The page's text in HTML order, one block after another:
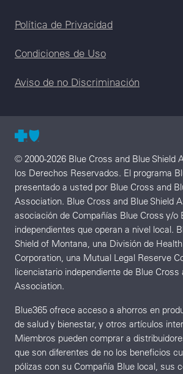
Legal menu
Política de Privacidad
Condiciones de Uso
Aviso de no Discriminación
© 2000-2026 Blue Cross and Blue Shield
los Derechos Reservados. El programa
presentado a usted por Blue Cross and
Association. Blue Cross and Blue Shield
asociación de Compañías Blue Cross y/o
independientes que operan a nivel local.
Shield of Montana, una División de
Corporation, una Mutual Legal Reserve
licenciatario independiente de Blue Cross
Association.
Blue365 ofrece acceso a ahorros en
de salud y bienestar, y otros artículos
Miembros pueden comprar a
que son diferentes de no los beneficios
pólizas con su Compañía Blue local, sus